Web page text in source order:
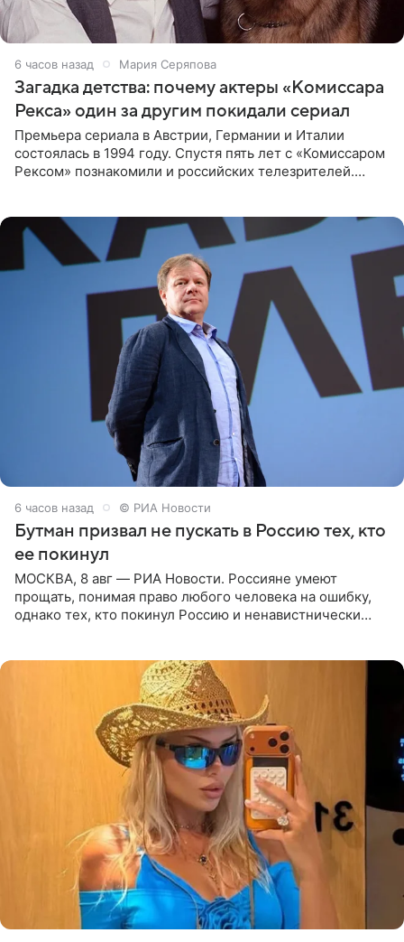
6 часов назад Мария Серяпова
Загадка детства: почему актеры «Комиссара
Рекса» один за другим покидали сериал
Премьера сериала в Австрии, Германии и Италии
состоялась в 1994 году. Спустя пять лет с «Комиссаром
Рексом» познакомили и российских телезрителей.
6 часов назад © РИА Новости
Бутман призвал не пускать в Россию тех, кто
ее покинул
МОСКВА, 8 авг — РИА Новости. Россияне умеют
прощать, понимая право любого человека на ошибку,
однако тех, кто покинул Россию и ненавистнически